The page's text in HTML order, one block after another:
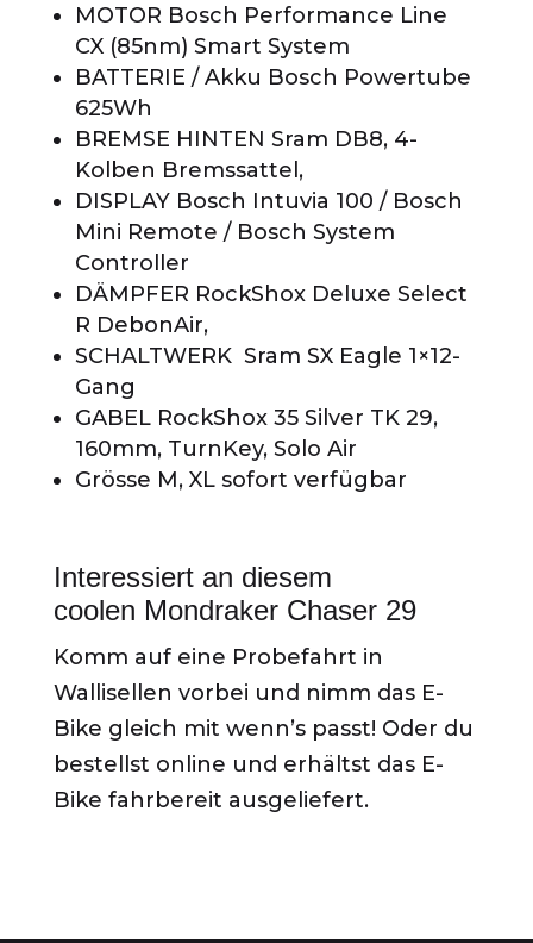
MOTOR Bosch Performance Line
CX (85nm) Smart System
BATTERIE / Akku Bosch Powertube
625Wh
BREMSE HINTEN Sram DB8, 4-
Kolben Bremssattel,
DISPLAY Bosch Intuvia 100 / Bosch
Mini Remote / Bosch System
Controller
DÄMPFER RockShox Deluxe Select
R DebonAir,
SCHALTWERK Sram SX Eagle 1×12-
Gang
GABEL RockShox 35 Silver TK 29,
160mm, TurnKey, Solo Air
Grösse M, XL sofort verfügbar
Interessiert an diesem
coolen Mondraker Chaser 29
Komm auf eine Probefahrt in
Wallisellen vorbei und nimm das E-
Bike gleich mit wenn’s passt! Oder du
bestellst online und erhältst das E-
Bike fahrbereit ausgeliefert.